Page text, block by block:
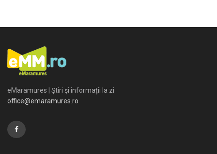
eMaramures | Știri și informații la zi
office@emaramures.ro